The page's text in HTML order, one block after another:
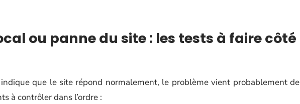
ou panne du site : les tests à faire côté
que le site répond normalement, le problème vient probablement de
à contrôler dans l’ordre :